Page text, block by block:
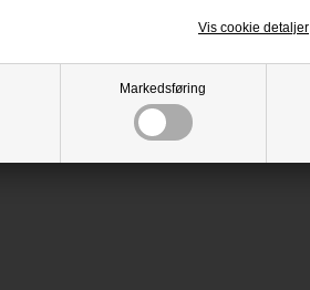
Markedsføring
Vis cookie detaljer